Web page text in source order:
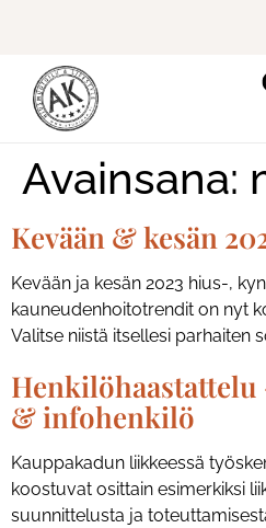
Parturi-kampaaja, hae meille töihin!
Avainsana:
Kevään & kesän
Kevään ja kesän 2023 hius-,
kauneudenhoitotrendit on nyt
Valitse niistä itsellesi parhaiten
Henkilöhaastattelu
& infohenkilö
Kauppakadun liikkeessä
koostuvat osittain esimerkiksi
suunnittelusta ja